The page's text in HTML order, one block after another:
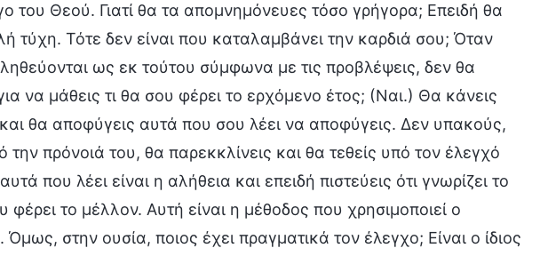
του Θεού. Γιατί θα τα απομνημόνευες τόσο γρήγορα; Επειδή θα
τύχη. Τότε δεν είναι που καταλαμβάνει την καρδιά σου; Όταν
ως εκ τούτου σύμφωνα με τις προβλέψεις, δεν θα
να μάθεις τι θα σου φέρει το ερχόμενο έτος; (Ναι.) Θα κάνεις
θα αποφύγεις αυτά που σου λέει να αποφύγεις. Δεν υπακούς,
την πρόνοιά του, θα παρεκκλίνεις και θα τεθείς υπό τον έλεγχό
που λέει είναι η αλήθεια και επειδή πιστεύεις ότι γνωρίζει το
το μέλλον. Αυτή είναι η μέθοδος που χρησιμοποιεί ο
στην ουσία, ποιος έχει πραγματικά τον έλεγχο; Είναι ο ίδιος